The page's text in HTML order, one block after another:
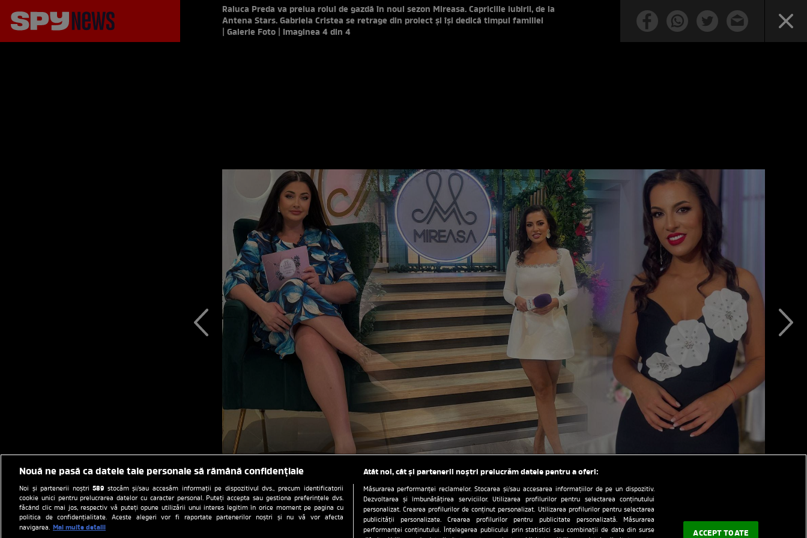
Raluca Preda va prelua rolul de gazdă în noul sezon Mireasa. Capriciile iubirii, de la
Antena Stars. Gabriela Cristea se retrage din proiect şi îşi dedică timpul familiei
| Galerie Foto | Imaginea 4 din 4
Nouă ne pasă ca datele tale personale să rămână confidențiale
Noi și partenerii noștri589 stocăm și/sau accesăm informații pe dispozitivul dvs., precum identificatorii
cookie unici pentru prelucrarea datelor cu caracter personal. Puteți accepta sau gestiona preferințele dvs.
făcând clic mai jos, respectiv vă puteți opune utilizării unui interes legitim în orice moment pe pagina cu
politica de confidențialitate. Aceste alegeri vor fi raportate partenerilor noștri și nu vă vor afecta
navigarea. Mai multe detalii
Atât noi, cât și partenerii noștri prelucrăm datele pentru a oferi:
Măsurarea performanței reclamelor. Stocarea și/sau accesarea informațiilor de pe un dispozitiv.
Dezvoltarea și îmbunătățirea serviciilor. Utilizarea profilurilor pentru selectarea conținutului
personalizat. Crearea profilurilor de conținut personalizat. Utilizarea profilurilor pentru selectarea
publicității personalizate. Crearea profilurilor pentru publicitate personalizată. Măsurarea
performanței conținutului. Înțelegerea publicului prin statistici sau combinații de date din surse
ACCEPT TOATE